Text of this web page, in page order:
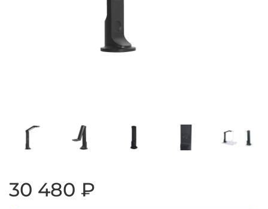
30 480 ₽